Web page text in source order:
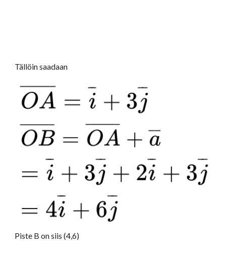
Tällöin saadaan
Piste B on siis (4,6)